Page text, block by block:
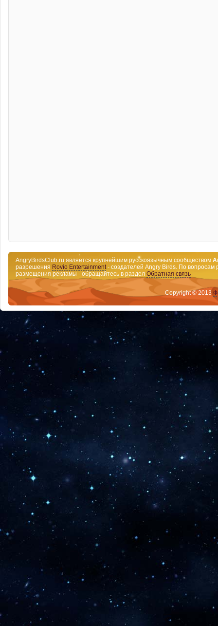
AngryBirdsClub.ru является крупнейшим русскоязычным сообществом
разрешения Rovio Entertainment- создателей Angry Birds. По вопросам
размещения рекламы - обращайтесь в раздел Обратная связь
Copyright © 2013